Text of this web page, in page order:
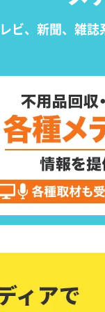
ビ、新聞、雑誌